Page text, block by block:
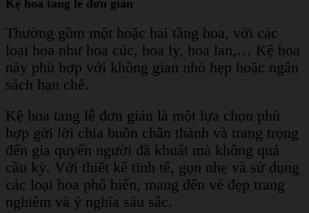
Kệ hoa tang lễ đơn giản
Thường gồm một hoặc hai tầng hoa, với các
loại hoa như hoa cúc, hoa ly, hoa lan,… Kệ hoa
này phù hợp với không gian nhỏ hẹp hoặc ngân
sách hạn chế.
Kệ hoa tang lễ đơn giản là một lựa chọn phù
hợp gửi lời chia buồn chân thành và trang trọng
đến gia quyến người đã khuất mà không quá
cầu kỳ. Với thiết kế tinh tế, gọn nhẹ và sử dụng
các loại hoa phổ biến, mang đến vẻ đẹp trang
nghiêm và ý nghĩa sâu sắc.